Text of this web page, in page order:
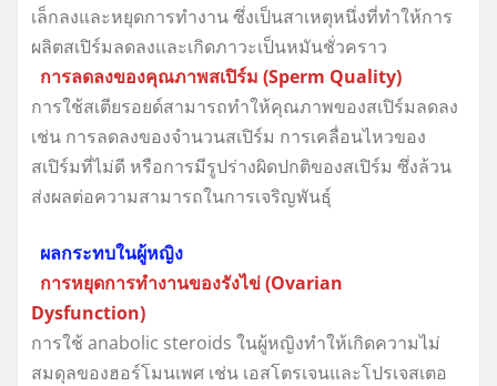
เล็กลงและหยุดการทำงาน ซึ่งเป็นสาเหตุหนึ่งที่ทำให้การ
ผลิตสเปิร์มลดลงและเกิดภาวะเป็นหมันชั่วคราว
การลดลงของคุณภาพสเปิร์ม (Sperm Quality)
การใช้สเตียรอยด์สามารถทำให้คุณภาพของสเปิร์มลดลง
เช่น การลดลงของจำนวนสเปิร์ม การเคลื่อนไหวของ
สเปิร์มที่ไม่ดี หรือการมีรูปร่างผิดปกติของสเปิร์ม ซึ่งล้วน
ส่งผลต่อความสามารถในการเจริญพันธุ์
ผลกระทบในผู้หญิง
การหยุดการทำงานของรังไข่ (Ovarian
Dysfunction)
การใช้ anabolic steroids ในผู้หญิงทำให้เกิดความไม่
สมดุลของฮอร์โมนเพศ เช่น เอสโตรเจนและโปรเจสเตอ